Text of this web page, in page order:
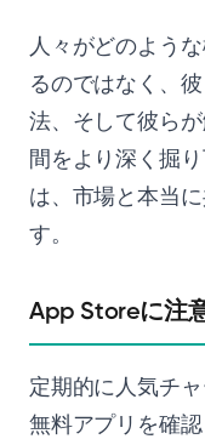
人々がどのよう
るのではなく、
法、そして彼ら
間をより深く掘
は、市場と本当
す。
App Storeに注
定期的に人気チ
無料アプリを確